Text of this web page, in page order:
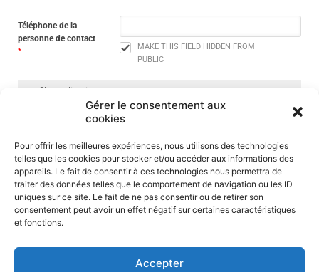
Gérer le consentement aux
cookies
Pour offrir les meilleures expériences, nous utilisons des technologies
telles que les cookies pour stocker et/ou accéder aux informations des
appareils. Le fait de consentir à ces technologies nous permettra de
traiter des données telles que le comportement de navigation ou les ID
uniques sur ce site. Le fait de ne pas consentir ou de retirer son
consentement peut avoir un effet négatif sur certaines caractéristiques
et fonctions.
Accepter
Téléphone de la
personne de contact
*
MAKE THIS FIELD HIDDEN FROM
PUBLIC
Profils application
Nom de profil sur
Strava
En cochant cette case, j'accepte le règlement d'ordre
d'intérieur du sprinter club (